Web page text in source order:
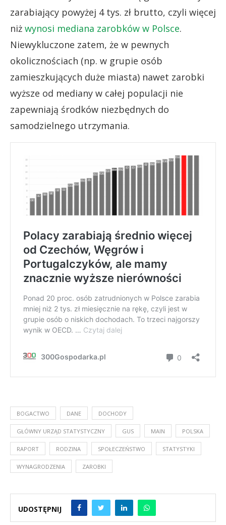
zarabiający powyżej 4 tys. zł brutto, czyli więcej
niż wynosi mediana zarobków w Polsce.
Niewykluczone zatem, że w pewnych
okolicznościach (np. w grupie osób
zamieszkujących duże miasta) nawet zarobki
wyższe od mediany w całej populacji nie
zapewniają środków niezbędnych do
samodzielnego utrzymania.
BOGACTWO DANE DOCHODY
GŁÓWNY URZĄD STATYSTYCZNY GUS MAIN POLSKA
RAPORT RODZINA SPOŁECZEŃSTWO STATYSTYKI
WYNAGRODZENIA ZAROBKI
UDOSTĘPNIJ